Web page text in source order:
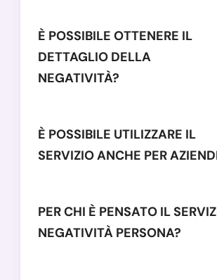
È POSSIBILE OTTENERE IL
DETTAGLIO DELLA
NEGATIVITÀ?
È POSSIBILE UTILIZZARE IL
SERVIZIO ANCHE PER
PER CHI È PENSATO IL
NEGATIVITÀ PERSONA?